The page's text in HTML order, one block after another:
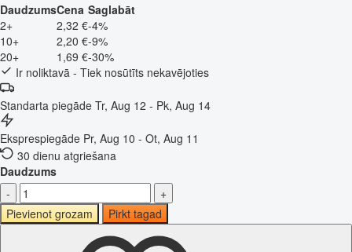
DaudzumsCena Saglabāt
2+
2,32 €-4%
10+
2,20 €-9%
20+
1,69 €-30%
Ir noliktavā - Tiek nosūtīts nekavējoties
Standarta piegāde Tr, Aug 12 - Pk, Aug 14
Eksprespiegāde Pr, Aug 10 - Ot, Aug 11
30 dienu atgriešana
Daudzums
-
+
Pievienot grozam
Pirkt tagad